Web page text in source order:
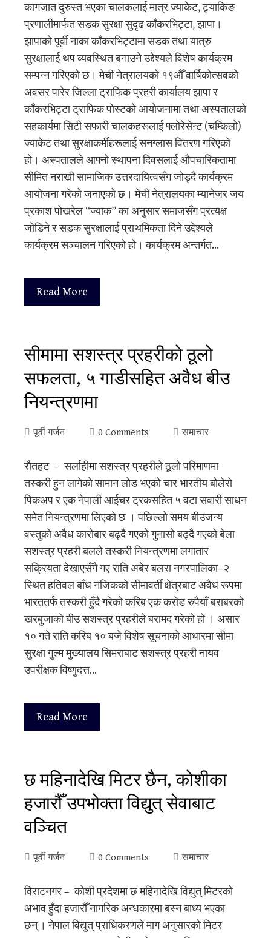
कागजात दुरुस्त भएका चालकलाई मात्र ज्याकेट, ट्र्याकिङ
प्रणालीमार्फत सडक सुरक्षा सुदृढ काँकरभिट्टा, झापा।
झापाको पूर्वी नाका काँकरभिट्टामा सडक तथा यात्रु
सुरक्षालाई थप व्यवस्थित बनाउने उद्देश्यले विशेष कार्यक्रम
सम्पन्न गरिएको छ। मेची नेत्रालयको १९औँ वार्षिकोत्सवको
अवसर पारेर जिल्ला ट्राफिक प्रहरी कार्यालय झापा र
काँकरभिट्टा ट्राफिक पोस्टको आयोजनामा तथा अस्पतालको
सहकार्यमा सिटी सफारी चालकहरूलाई फ्लोरेसेन्ट (चम्किलो)
ज्याकेट तथा सुरक्षाकर्मीहरूलाई सनग्लास वितरण गरिएको
हो। अस्पतालले आफ्नो स्थापना दिवसलाई औपचारिकतामा
सीमित नराखी सामाजिक उत्तरदायित्वसँग जोड्दै कार्यक्रम
आयोजना गरेको जनाएको छ। मेची नेत्रालयका म्यानेजर जय
प्रकाश पोखरेल “ज्याक” का अनुसार समाजसँग प्रत्यक्ष
जोडिने र सडक सुरक्षालाई प्राथमिकता दिने उद्देश्यले
कार्यक्रम सञ्चालन गरिएको हो। कार्यक्रम अन्तर्गत…
Read More
सीमामा सशस्त्र प्रहरीको ठूलो
सफलता, ५ गाडीसहित अवैध बीउ
नियन्त्रणमा
पूर्वी गर्जन 0 Comments समाचार
रौतहट – सर्लाहीमा सशस्त्र प्रहरीले ठूलो परिमाणमा
तस्करी हुन लागेको सामान लोड भएको चार भारतीय बोलेरो
पिकअप र एक नेपाली आईचर ट्रकसहित ५ वटा सवारी साधन
समेत नियन्त्रणमा लिएको छ । पछिल्लो समय बीउजन्य
वस्तुको अवैध कारोबार बढ्दै गएको गुनासो बढ्दै गएको बेला
सशस्त्र प्रहरी बलले तस्करी नियन्त्रणमा लगातार
सक्रियता देखाएसँगै गए राति अबेर बलरा नगरपालिका–२
स्थित हतिवल बाँध नजिकको सीमावर्ती क्षेत्रबाट अवैध रूपमा
भारततर्फ तस्करी हुँदै गरेको करिब एक करोड रुपैयाँ बराबरको
खरबुजाको बीउ सशस्त्र प्रहरीले बरामद गरेको हो । असार
१० गते राति करिब १० बजे विशेष सूचनाको आधारमा सीमा
सुरक्षा गुल्म मुख्यालय सिमराबाट सशस्त्र प्रहरी नायव
उपरीक्षक विष्णुदत्त…
Read More
छ महिनादेखि मिटर छैन, कोशीका
हजारौँ उपभोक्ता विद्युत् सेवाबाट
वञ्चित
पूर्वी गर्जन 0 Comments समाचार
विराटनगर – कोशी प्रदेशमा छ महिनादेखि विद्युत् मिटरको
अभाव हुँदा हजारौँ नागरिक अन्धकारमा बस्न बाध्य भएका
छन् । नेपाल विद्युत् प्राधिकरणले माग अनुसारको मिटर